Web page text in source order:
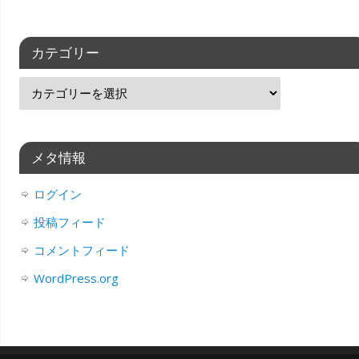
カテゴリー
メタ情報
ログイン
投稿フィード
コメントフィード
WordPress.org